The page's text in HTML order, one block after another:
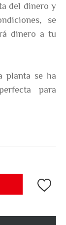
del dinero y
se
dinero a tu
planta se ha
para